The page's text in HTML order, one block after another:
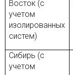
Восток (с
учетом
изолированных
систем)
Сибирь (с
учетом